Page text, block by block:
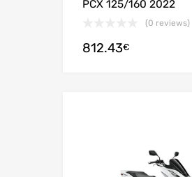
PCX 125/160 2022
(0 reviews)
812.43€